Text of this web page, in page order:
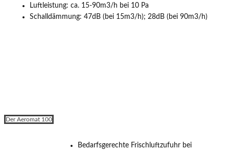
Luftleistung: ca. 15-90m3/h bei 10 Pa
Schalldämmung: 47dB (bei 15m3/h); 28dB (bei 90m3/h)
Der Aeromat 100
Bedarfsgerechte Frischluftzufuhr bei